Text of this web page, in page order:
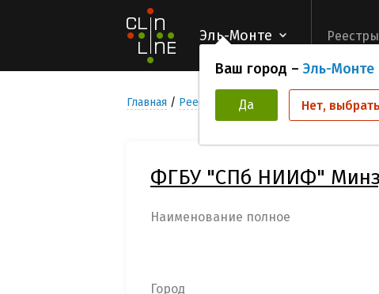
Эль-Монте
Ваш город – Эль-Монте
Да Нет,
Главная Реестр Медицинских учреждений
ФГБУ "СПб НИИФ"
Наименование полное
Город